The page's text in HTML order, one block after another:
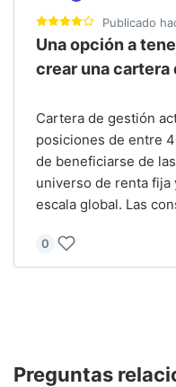
Publicado
Una opción a
crear una cartera
Cartera de gestión
posiciones de entre
de beneficiarse de
universo de renta fija
escala global. Las
0
Preguntas